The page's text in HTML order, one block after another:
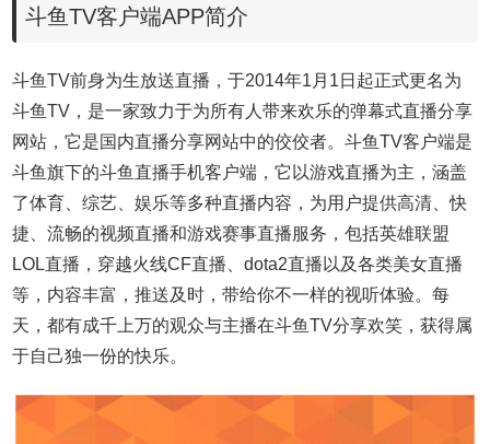
斗鱼TV客户端APP简介
斗鱼TV前身为生放送直播，于2014年1月1日起正式更名为
斗鱼TV，是一家致力于为所有人带来欢乐的弹幕式直播分享
网站，它是国内直播分享网站中的佼佼者。斗鱼TV客户端是
斗鱼旗下的斗鱼直播手机客户端，它以游戏直播为主，涵盖
了体育、综艺、娱乐等多种直播内容，为用户提供高清、快
捷、流畅的视频直播和游戏赛事直播服务，包括英雄联盟
LOL直播，穿越火线CF直播、dota2直播以及各类美女直播
等，内容丰富，推送及时，带给你不一样的视听体验。每
天，都有成千上万的观众与主播在斗鱼TV分享欢笑，获得属
于自己独一份的快乐。